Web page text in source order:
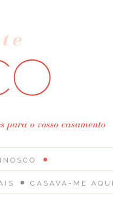
CASAVA-ME